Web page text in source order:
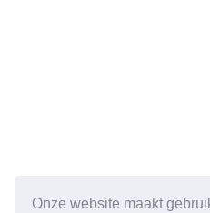
Onze website maakt